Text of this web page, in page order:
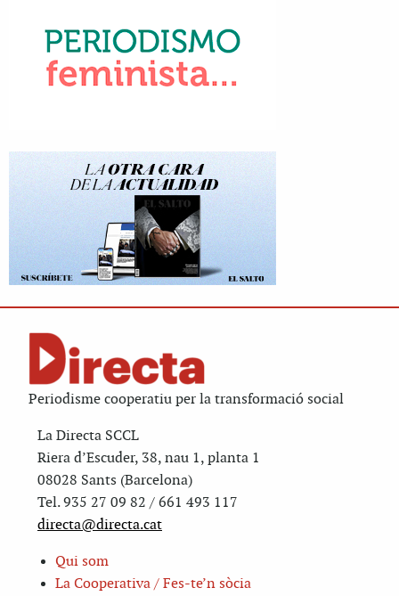
Periodisme cooperatiu per la transformació social
La Directa SCCL
Riera d’Escuder, 38, nau 1, planta 1
08028 Sants (Barcelona)
Tel. 935 27 09 82 / 661 493 117
directa@directa.cat
Qui som
La Cooperativa / Fes-te’n sòcia